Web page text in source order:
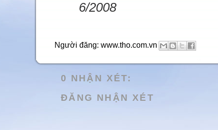
6/2008
Người đăng: www.tho.com.vn
0 NHẬN XÉT:
ĐĂNG NHẬN XÉT